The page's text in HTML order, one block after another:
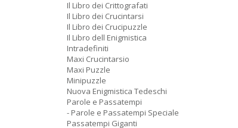
Il Libro dei Crittografati
Il Libro dei Crucintarsi
Il Libro dei Crucipuzzle
Il Libro dell Enigmistica
Intradefiniti
Maxi Crucintarsio
Maxi Puzzle
Minipuzzle
Nuova Enigmistica Tedeschi
Parole e Passatempi
- Parole e Passatempi Speciale
Passatempi Giganti